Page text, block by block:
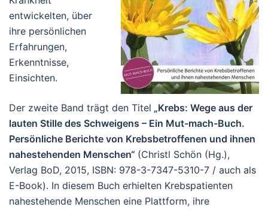
entwickelten, über
ihre persönlichen
Erfahrungen,
Erkenntnisse,
Einsichten.
Der zweite Band trägt den Titel „Krebs: Wege aus der
lauten Stille des Schweigens – Ein Mut-mach-Buch.
Persönliche Berichte von Krebsbetroffenen und ihnen
nahestehenden Menschen“ (Christl Schön (Hg.),
Verlag BoD, 2015, ISBN: 978-3-7347-5310-7 / auch als
E-Book). In diesem Buch erhielten Krebspatienten
nahestehende Menschen eine Plattform, ihre